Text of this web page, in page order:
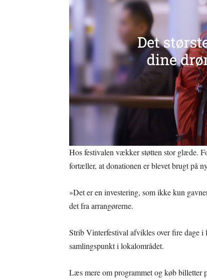
Hos festivalen vækker støtten stor glæde.
fortæller, at donationen er blevet brugt på
»Det er en investering, som ikke kun
det fra arrangørerne.
Strib Vinterfestival afvikles over fire dage i
samlingspunkt i lokalområdet.
Læs mere om programmet og køb billetter